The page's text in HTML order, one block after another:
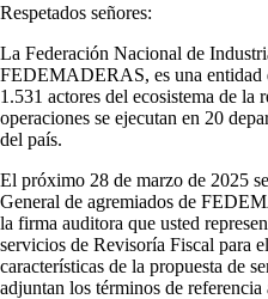
Respetados señores:
La Federación Nacional de
FEDEMADERAS, es una entidad
1.531 actores del ecosistema de la
operaciones se ejecutan en 20
del país.
El próximo 28 de marzo de 2025
General de agremiados de
la firma auditora que usted
servicios de Revisoría Fiscal para
características de la propuesta de
adjuntan los términos de referencia